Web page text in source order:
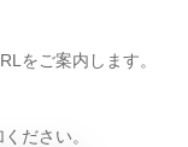
をご案内します。
ださい。